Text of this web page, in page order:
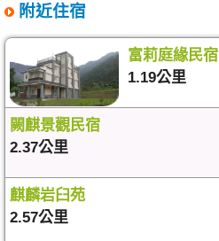
附近住宿
富莉庭緣民宿
1.19公里
闕麒景觀民宿
2.37公里
麒麟岩臼苑
2.57公里